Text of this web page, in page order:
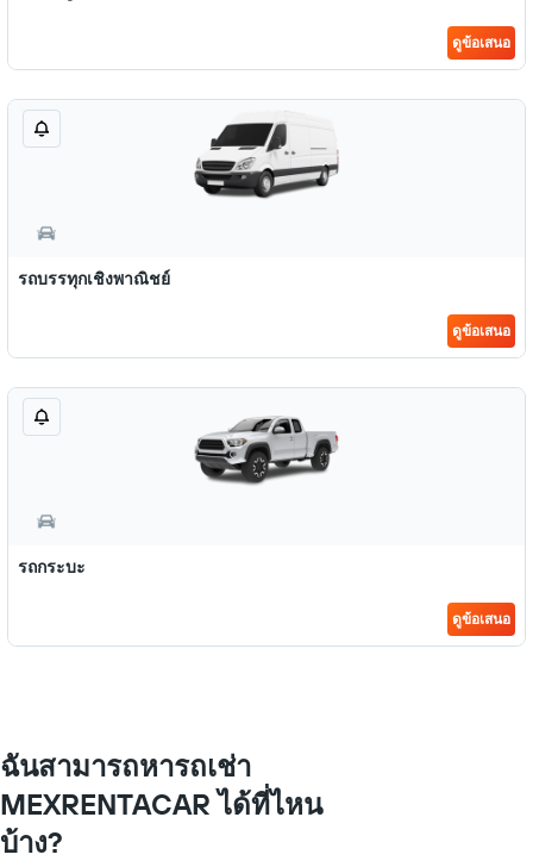
ดูข้อเสนอ
รถบรรทุกเชิงพาณิชย์
ดูข้อเสนอ
รถกระบะ
ดูข้อเสนอ
ฉันสามารถหารถเช่า
MEXRENTACAR ได้ที่ไหน
บ้าง?